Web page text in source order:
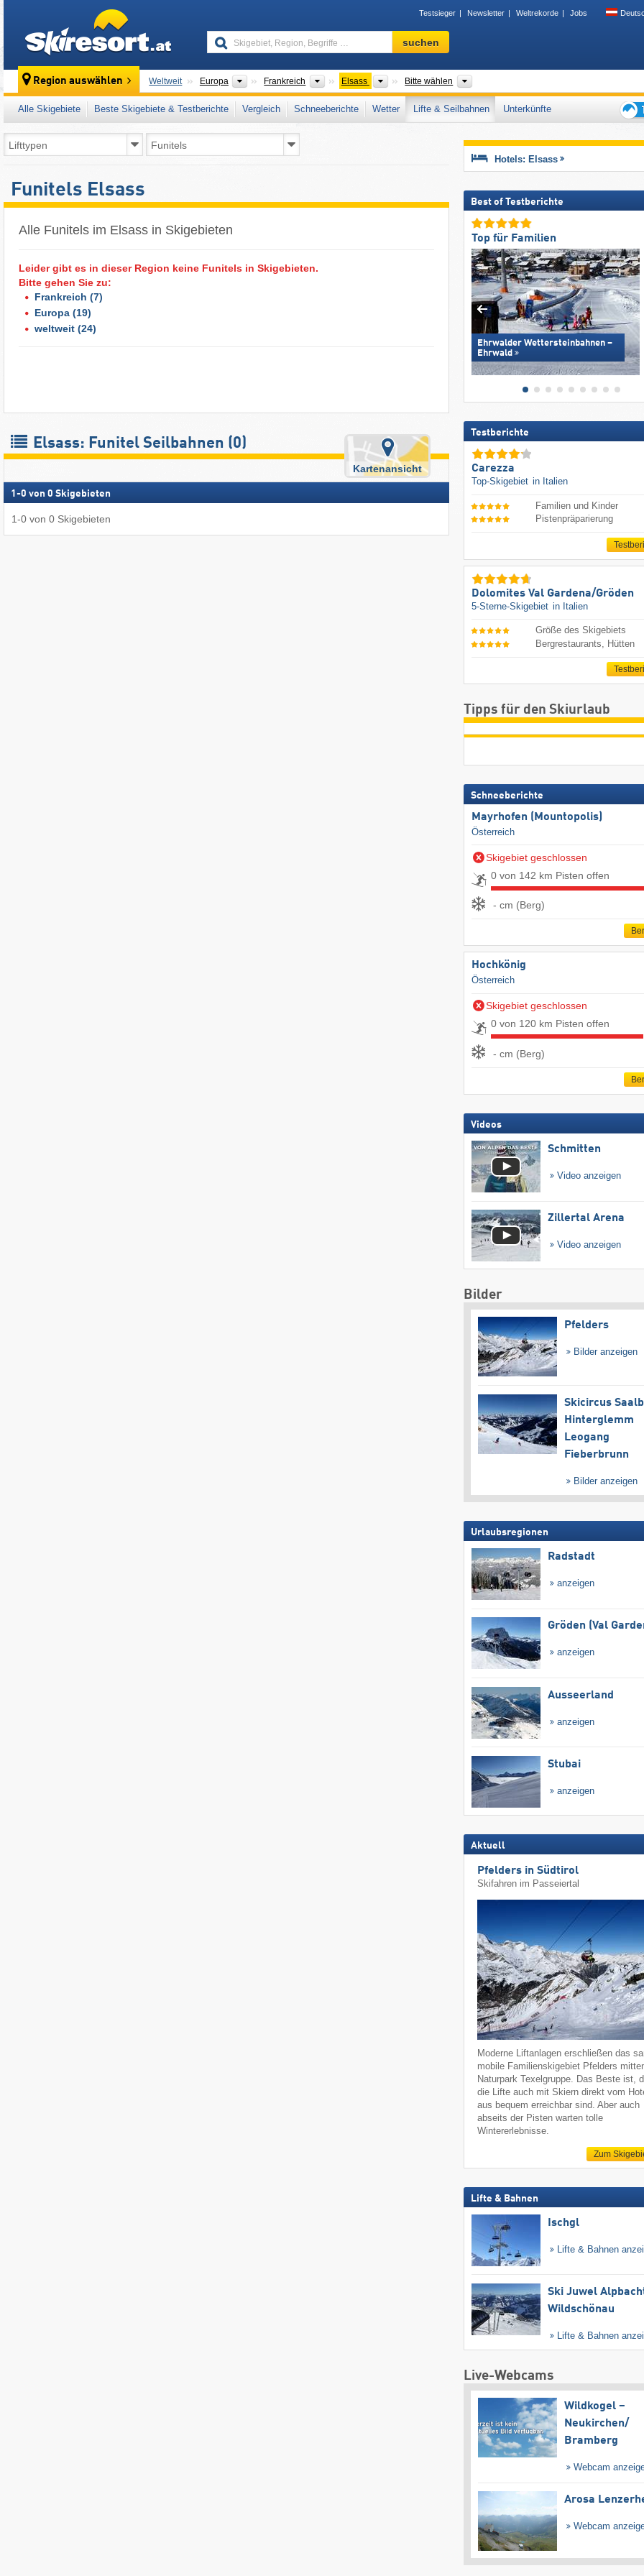
Testsieger Newsletter Weltrekorde Jobs
Skigebiet,
Region,
…
suchen
Region auswählen Weltweit Europa Kontinente
Frankreich LänderElsass Alte Regionen
Bitte wählen
Alle Skigebiete Beste Skigebiete & Testberichte Vergleich Schneeberichte Wetter Lifte & Seilbahnen
Unterkünfte
für
Funitels Elsass
Alle Funitels im Elsass in Skigebieten
Leider gibt es in dieser Region keine Funitels in Skigebieten.
Bitte gehen Sie zu:
Frankreich (7)
Europa (19)
weltweit (24)
Elsass: Funitel Seilbahnen (0)
Kartenansicht
1 -0 von 0 Skigebieten
1-0 von 0 Skigebieten
Hotels: Elsass
Best of Testberichte
Top für Familien
Ehrwalder Wettersteinbahnen –
Ehrwald
Testberichte
Carezza
Top-Skigebiet in Italien
Familien und Kinder
Pistenpräparierung
Dolomites Val Gardena/​Gröden
5-Sterne-Skigebiet in Italien
Größe des Skigebiets
Bergrestaurants, Hütten
Tipps für den Skiurlaub
Schneeberichte
Mayrhofen (Mountopolis)
Österreich
Skigebiet geschlossen
0 von 142 km Pisten offen
- cm (Berg)
Hochkönig
Österreich
Skigebiet geschlossen
0 von 120 km Pisten offen
- cm (Berg)
Videos
Schmitten
Video anzeigen
Zillertal Arena
Video anzeigen
Bilder
Pfelders
Bilder anzeigen
Skicircus
Hinterglemm
Leogang
Fieberbrunn
Bilder anzeigen
Urlaubsregionen
Radstadt
anzeigen
Gröden (Val
anzeigen
Ausseerland
anzeigen
Stubai
anzeigen
Aktuell
Pfelders in Südtirol
Skifahren im Passeiertal
Moderne Liftanlagen erschließen das
mobile Familienskigebiet Pfelders
Naturpark Texelgruppe. Das Beste ist,
die Lifte auch mit Skiern direkt vom
aus bequem erreichbar sind. Aber auch
abseits der Pisten warten tolle
Wintererlebnisse.
Zum
Lifte & Bahnen
Ischgl
Lifte & Bahnen
Ski Juwel
Wildschönau
Lifte & Bahnen
Live-Webcams
Wildkogel –
Neukirchen/​
Bramberg
Webcam
Arosa
Webcam